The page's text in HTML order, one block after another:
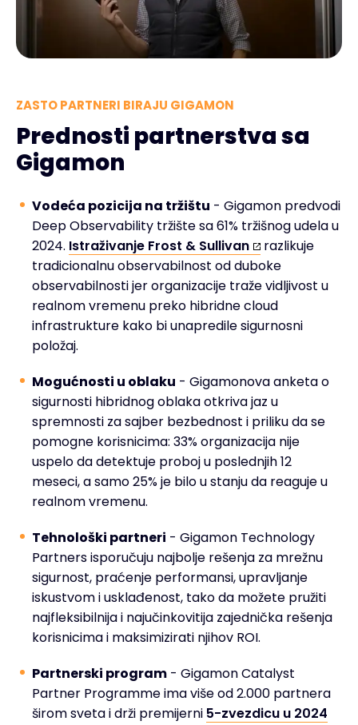
ZASTO PARTNERI BIRAJU GIGAMON
Prednosti partnerstva sa
Gigamon
Vodeća pozicija na tržištu - Gigamon predvodi
Deep Observability tržište sa 61% tržišnog udela u
2024. Istraživanje Frost & Sullivan
razlikuje
tradicionalnu observabilnost od duboke
observabilnosti jer organizacije traže vidljivost u
realnom vremenu preko hibridne cloud
infrastrukture kako bi unapredile sigurnosni
položaj.
Mogućnosti u oblaku - Gigamonova anketa o
sigurnosti hibridnog oblaka otkriva jaz u
spremnosti za sajber bezbednost i priliku da se
pomogne korisnicima: 33% organizacija nije
uspelo da detektuje proboj u poslednjih 12
meseci, a samo 25% je bilo u stanju da reaguje u
realnom vremenu.
Tehnološki partneri - Gigamon Technology
Partners isporučuju najbolje rešenja za mrežnu
sigurnost, praćenje performansi, upravljanje
iskustvom i usklađenost, tako da možete pružiti
najfleksibilnija i najučinkovitija zajednička rešenja
korisnicima i maksimizirati njihov ROI.
Partnerski program - Gigamon Catalyst
Partner Programme ima više od 2.000 partnera
širom sveta i drži premijerni 5-zvezdicu u 2024